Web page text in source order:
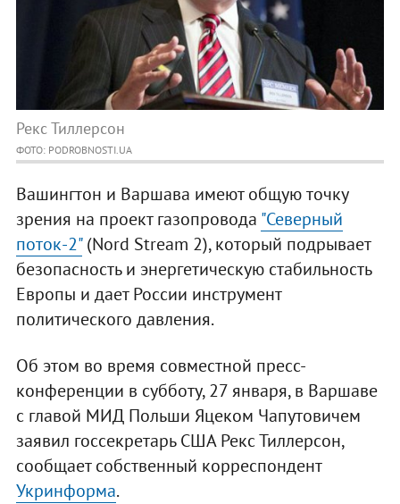
Рекс Тиллерсон
ФОТО: PODROBNOSTI.UA
Вашингтон и Варшава имеют общую точку
зрения на проект газопровода "Северный
поток-2"(Nord Stream 2), который подрывает
безопасность и энергетическую стабильность
Европы и дает России инструмент
политического давления.
Об этом во время совместной пресс-
конференции в субботу, 27 января, в Варшаве
с главой МИД Польши Яцеком Чапутовичем
заявил госсекретарь США Рекс Тиллерсон,
сообщает собственный корреспондент
Укринформа.